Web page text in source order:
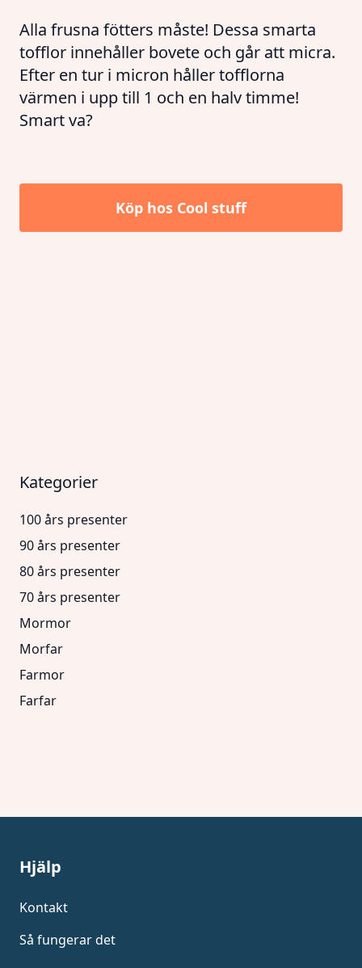
Alla frusna fötters måste! Dessa smarta
tofflor innehåller bovete och går att micra.
Efter en tur i micron håller tofflorna
värmen i upp till 1 och en halv timme!
Smart va?
Köp hos Cool stuff
Kategorier
100 års presenter
90 års presenter
80 års presenter
70 års presenter
Mormor
Morfar
Farmor
Farfar
Hjälp
Kontakt
Så fungerar det